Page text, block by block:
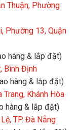
Thuận, Phường
Phường 13, Quận
hàng & lắp đặt)
Bình Định
hàng & lắp đặt)
Khánh Hòa
hàng & lắp đặt)
TP. Đà Nẵng